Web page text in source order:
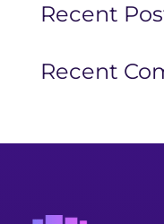
Recent
Recent